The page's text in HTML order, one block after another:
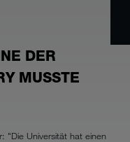
DER
MUSSTE
"Die Universität hat einen